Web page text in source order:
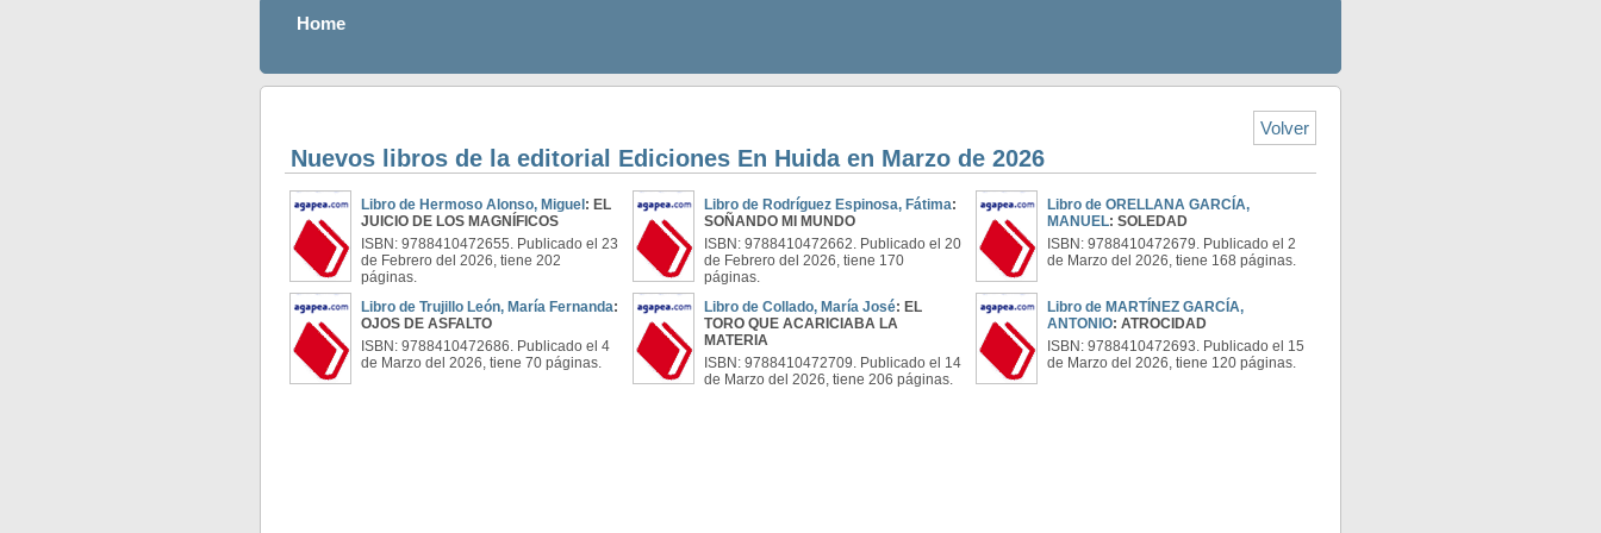
Home
Volver
Nuevos libros de la editorial Ediciones En Huida en Marzo de 2026
Libro de Hermoso Alonso, Miguel : EL
JUICIO DE LOS MAGNÍFICOS
ISBN: 9788410472655. Publicado el 23
de Febrero del 2026, tiene 202
páginas.
Libro de Rodríguez Espinosa, Fátima:
SOÑANDO MI MUNDO
ISBN: 9788410472662. Publicado el 20
de Febrero del 2026, tiene 170
páginas.
Libro de ORELLANA GARCÍA,
MANUEL: SOLEDAD
ISBN: 9788410472679. Publicado el 2
de Marzo del 2026, tiene 168 páginas.
Libro de Trujillo León, María Fernanda:
OJOS DE ASFALTO
ISBN: 9788410472686. Publicado el 4
de Marzo del 2026, tiene 70 páginas.
Libro de Collado, María José: EL
TORO QUE ACARICIABA LA
MATERIA
ISBN: 9788410472709. Publicado el 14
de Marzo del 2026, tiene 206 páginas.
Libro de MARTÍNEZ GARCÍA,
ANTONIO: ATROCIDAD
ISBN: 9788410472693. Publicado el 15
de Marzo del 2026, tiene 120 páginas.